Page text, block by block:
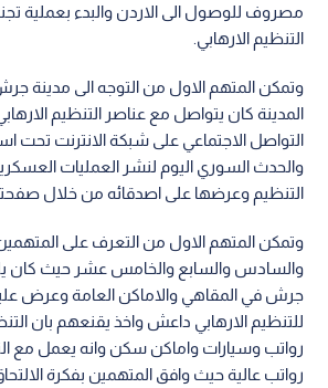
مصروف للوصول الى الاردن والبدء بعملية
التنظيم الارهابي.
وتمكن المتهم الاول من التوجه الى مدينة
المدينة كان يتواصل مع عناصر التنظيم
التواصل الاجتماعي على شبكة الانترنت تحت
والحدث السوري اليوم لنشر العمليات
التنظيم وعرضها على اصدقائه من خلال
وتمكن المتهم الاول من التعرف على
والسادس والسابع والخامس عشر حيث كان
جرش في المقاهي والاماكن العامة وعرض
للتنظيم الارهابي داعش واخذ يقنعهم بان
رواتب وسيارات واماكن سكن وانه يعمل مع
رواتب عالية حيث وافق المتهمين بفكرة